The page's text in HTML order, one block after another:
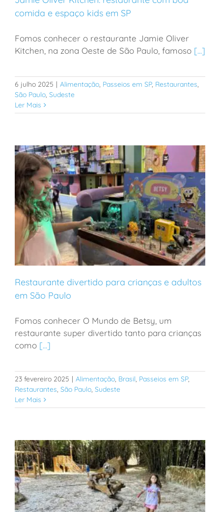
Jamie Oliver Kitchen: restaurante com boa comida e
espaço kids em SP
comida e espaço kids em SP
Fomos conhecer o restaurante Jamie Oliver
Kitchen, na zona Oeste de São Paulo, famoso [...]
6 julho 2025 | Alimentação Passeios em SP, Restaurantes
São Paulo Sudeste
Ler Mais
Restaurante divertido para crianças e adultos em São
Paulo
Restaurante divertido para crianças e adultos
em São Paulo
Fomos conhecer O Mundo de Betsy, um
restaurante super divertido tanto para crianças
como [...]
23 fevereiro 2025 Alimentação, Brasil, Passeios em SP,
Restaurantes, São Paulo, Sudeste
Ler Mais